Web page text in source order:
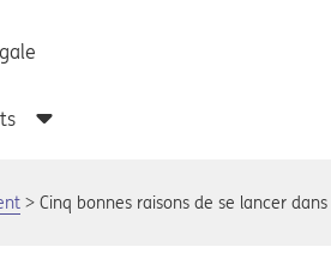
Cinq bonnes raisons de se lancer